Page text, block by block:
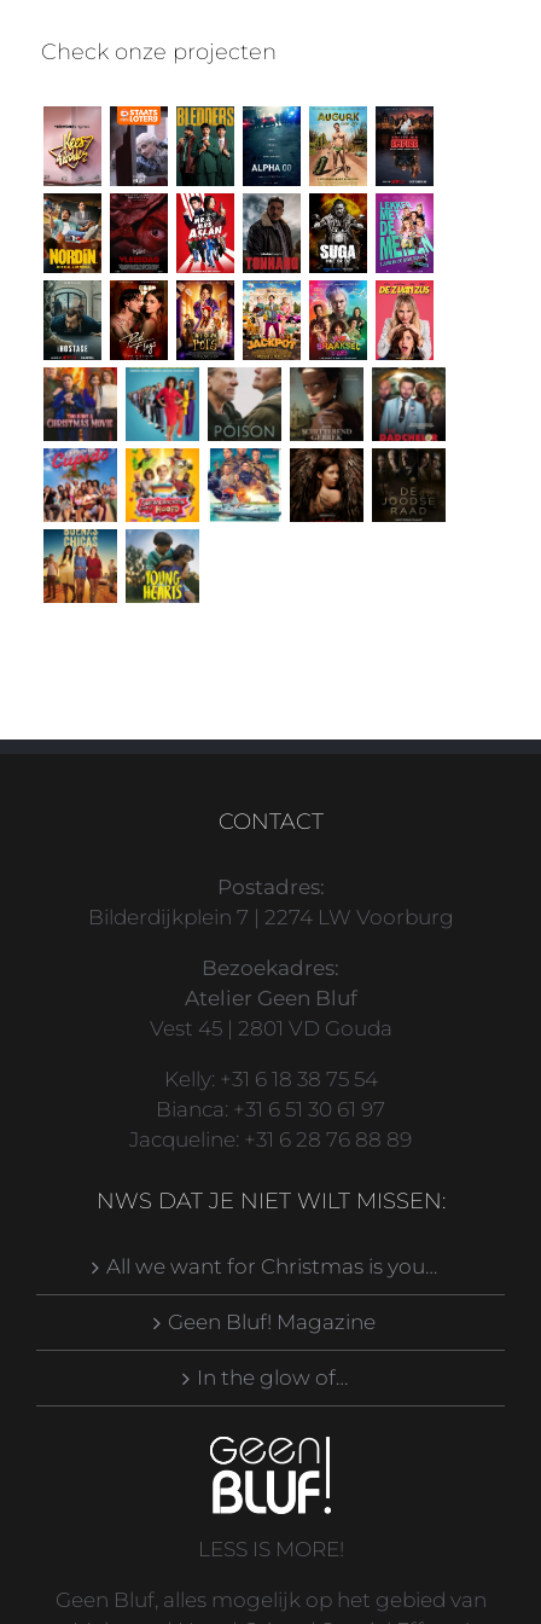
Check onze projecten
CONTACT
Postadres:
Bilderdijkplein 7 | 2274 LW Voorburg
Bezoekadres:
Atelier Geen Bluf
Vest 45 | 2801 VD Gouda
Kelly: +31 6 18 38 75 54
Bianca: +31 6 51 30 61 97
Jacqueline: +31 6 28 76 88 89
NWS DAT JE NIET WILT MISSEN:
All we want for Christmas is you…
Geen Bluf! Magazine
In the glow of…
LESS IS MORE!
Geen Bluf, alles mogelijk op het gebied van